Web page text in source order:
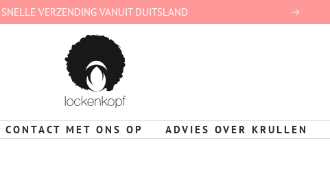
SNELLE VERZENDING VANUIT DUITSLAND
Vervolg
lockenkopf
Deutschland
CONTACT MET ONS OP ADVIES OVER KRULLEN